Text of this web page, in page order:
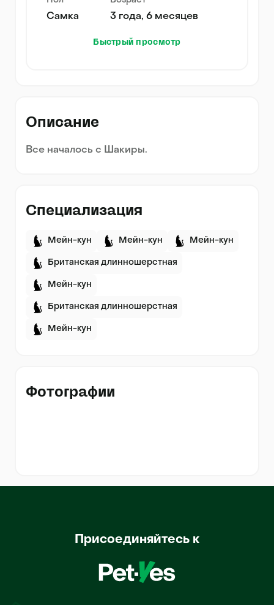
Самка 3 года, 6 месяцев
Быстрый просмотр
Описание
Все началось с Шакиры.
Специализация
Мейн-кун Мейн-кун Мейн-кун
Британская длинношерстная
Мейн-кун
Британская длинношерстная
Мейн-кун
Фотографии
Присоединяйтесь к